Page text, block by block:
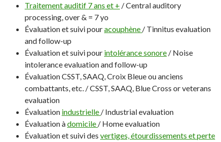
Traitement auditif 7 ans et + / Central auditory
processing, over & = 7 yo
Évaluation et suivi pouracouphène / Tinnitus evaluation
and follow-up
Évaluation et suivi pour intolérance sonore / Noise
intolerance evaluation and follow-up
Évaluation CSST, SAAQ, Croix Bleue ou anciens
combattants, etc. / CSST, SAAQ, Blue Cross or veterans
evaluation
Évaluation industrielle / Industrial evaluation
Évaluation àdomicile / Home evaluation
Évaluation et suivi des vertiges, étourdissements et perte